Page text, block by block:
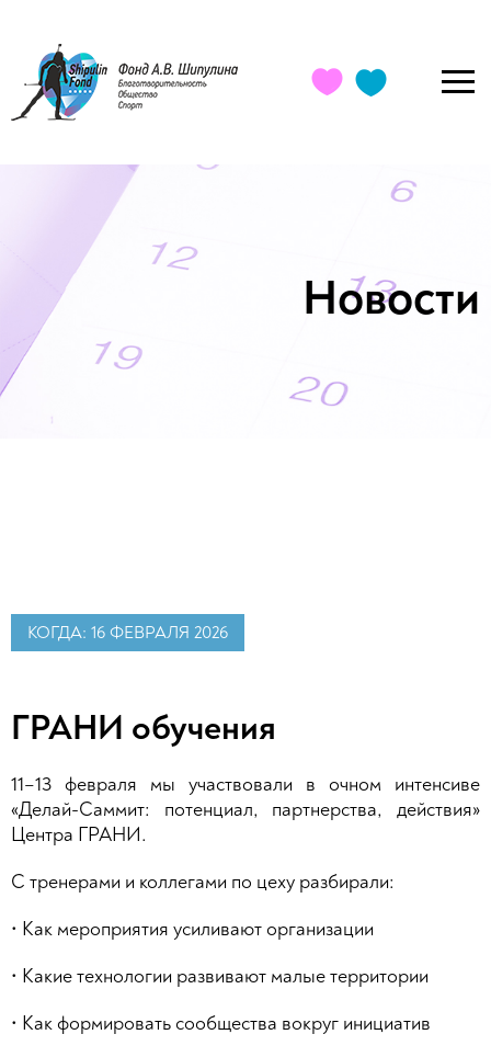
Новости
КОГДА: 16 ФЕВРАЛЯ 2026
ГРАНИ обучения
11–13 февраля мы участвовали в очном интенсиве
«Делай-Саммит: потенциал, партнерства, действия»
Центра ГРАНИ.
С тренерами и коллегами по цеху разбирали:
• Как мероприятия усиливают организации
• Какие технологии развивают малые территории
• Как формировать сообщества вокруг инициатив